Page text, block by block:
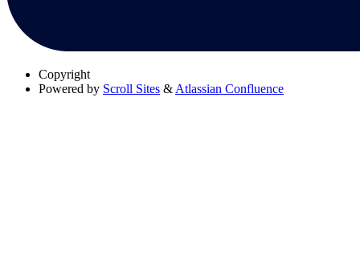
Copyright
Powered by Scroll Sites & Atlassian Confluence